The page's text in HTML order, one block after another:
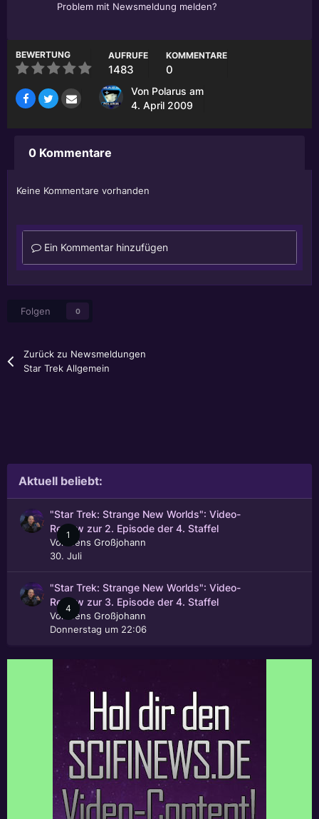
Problem mit Newsmeldung melden?
BEWERTUNG AUFRUFE
1483
KOMMENTARE
0
Von Polarus am
4. April 2009
0 Kommentare
Keine Kommentare vorhanden
Ein Kommentar hinzufügen
Folgen 0
Zurück zu Newsmeldungen
Star Trek Allgemein
Aktuell beliebt:
1
"Star Trek: Strange New Worlds": Video-
Review zur 2. Episode der 4. Staffel
Von
Jens Großjohann
30. Juli
4
"Star Trek: Strange New Worlds": Video-
Review zur 3. Episode der 4. Staffel
Von
Jens Großjohann
Donnerstag um 22:06